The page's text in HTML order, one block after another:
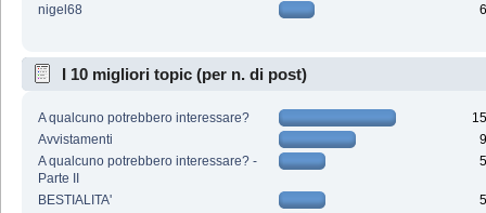
nigel68
I 10 migliori topic (per n. di post)
A qualcuno potrebbero interessare?
Avvistamenti
A qualcuno potrebbero interessare? -
Parte II
BESTIALITA'